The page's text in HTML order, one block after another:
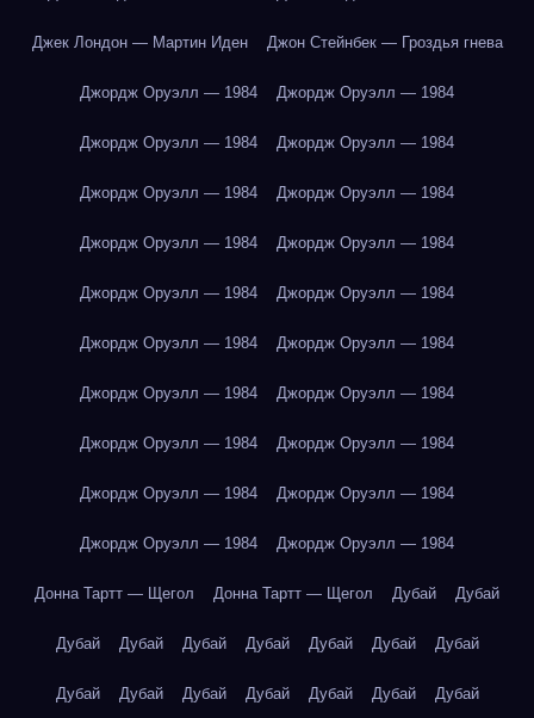
Джек Лондон — Мартин Иден Джон Стейнбек — Гроздья гнева
Джордж Оруэлл — 1984 Джордж Оруэлл — 1984
Джордж Оруэлл — 1984 Джордж Оруэлл — 1984
Джордж Оруэлл — 1984 Джордж Оруэлл — 1984
Джордж Оруэлл — 1984 Джордж Оруэлл — 1984
Джордж Оруэлл — 1984 Джордж Оруэлл — 1984
Джордж Оруэлл — 1984 Джордж Оруэлл — 1984
Джордж Оруэлл — 1984 Джордж Оруэлл — 1984
Джордж Оруэлл — 1984 Джордж Оруэлл — 1984
Джордж Оруэлл — 1984 Джордж Оруэлл — 1984
Джордж Оруэлл — 1984 Джордж Оруэлл — 1984
Донна Тартт — Щегол Донна Тартт — Щегол Дубай Дубай
Дубай Дубай Дубай Дубай Дубай Дубай Дубай
Дубай Дубай Дубай Дубай Дубай Дубай Дубай